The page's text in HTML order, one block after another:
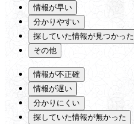
情報が早い
分かりやすい
探していた情報が見つかった
その他
情報が不正確
情報が遅い
分かりにくい
探していた情報が無かった